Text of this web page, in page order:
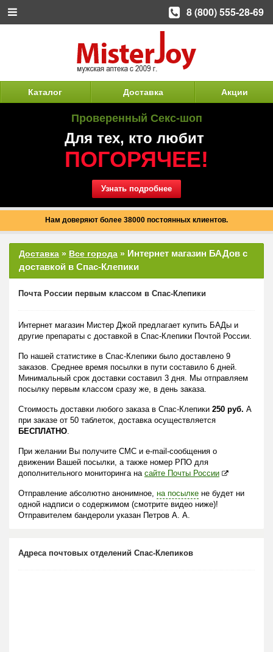
Каталог Доставка Акции
Проверенный Секс-шоп
Для тех, кто любит
ПОГОРЯЧЕЕ!
Узнать подробнее
Нам доверяют более 38000 постоянных клиентов.
Доставка » Все города » Интернет магазин БАДов с
доставкой в Спас-Клепики
Почта России первым классом в Спас-Клепики
Интернет магазин Мистер Джой предлагает купить БАДы и
другие препараты с доставкой в Спас-Клепики Почтой России.
По нашей статистике в Спас-Клепики было доставлено 9
заказов. Среднее время посылки в пути составило 6 дней.
Минимальный срок доставки составил 3 дня. Мы отправляем
посылку первым классом сразу же, в день заказа.
Стоимость доставки любого заказа в Спас-Клепики 250 руб. А
при заказе от 50 таблеток, доставка осуществляется
БЕСПЛАТНО.
При желании Вы получите СМС и e-mail-сообщения о
движении Вашей посылки, а также номер РПО для
дополнительного мониторинга на сайте Почты России
Отправление абсолютно анонимное, на посылке не будет ни
одной надписи о содержимом (смотрите видео ниже)!
Отправителем бандероли указан Петров А. А.
Адреса почтовых отделений Спас-Клепиков
8 (800) 555-28-69